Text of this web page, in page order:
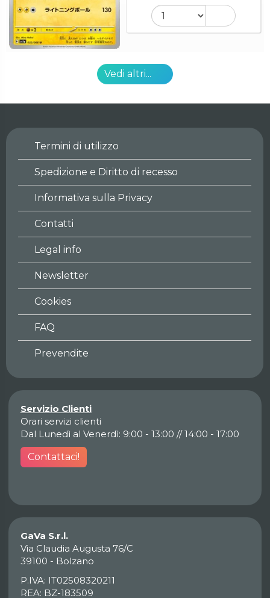
Vedi altri...
Termini di utilizzo
Spedizione e Diritto di recesso
Informativa sulla Privacy
Contatti
Legal info
Newsletter
Cookies
FAQ
Prevendite
Servizio Clienti
Orari servizi clienti
Dal Lunedì al Venerdì: 9:00 - 13:00 // 14:00 - 17:00
Contattaci!
GaVa S.r.l.
Via Claudia Augusta 76/C
39100 - Bolzano
P.IVA: IT02508320211
REA: BZ-183509